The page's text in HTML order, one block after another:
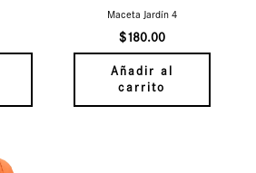
Maceta Jardín 4
$180.00
Añadir al
carrito